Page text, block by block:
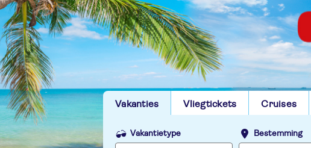
Vakanties Vliegtickets Cruises
Vakantietype Bestemming